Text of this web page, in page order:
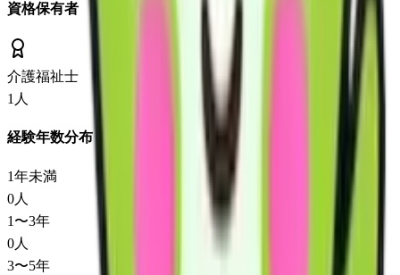
資格保有者
介護福祉士
1 人
経験年数分布
1年未満
0人
1〜3年
0人
3〜5年